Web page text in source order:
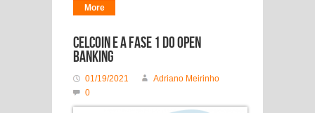
More
Celcoin e a fase 1 do Open
Banking
01/19/2021
Adriano Meirinho
0